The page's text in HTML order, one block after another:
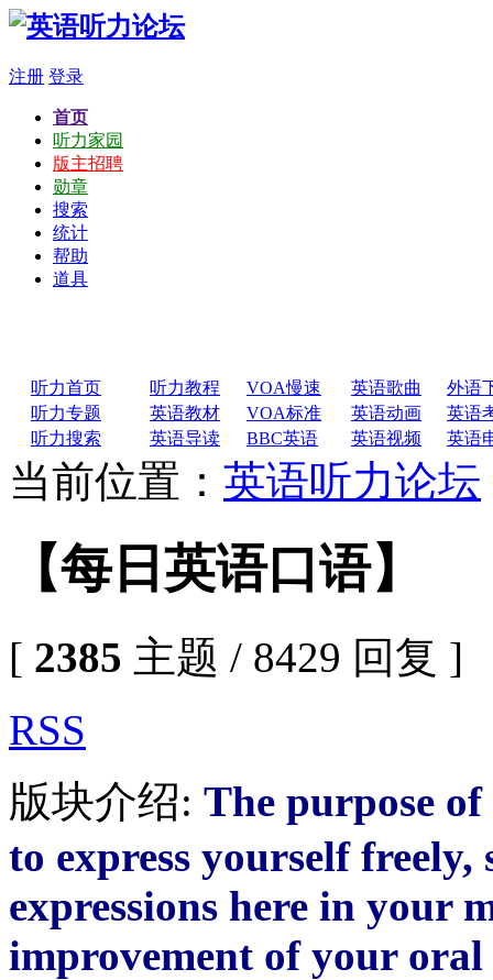
注册 登录
首页
听力家园
版主招聘
勋章
搜索
统计
帮助
道具
听力首页 听力教程 VOA慢速 英语歌曲
外语
听力专题
英语教材 VOA标准 英语动画
英语
听力搜索
英语导读 BBC英语 英语视频 英语
当前位置： 英语听力论坛
【每日英语口语】
[ 2385 主题 / 8429 回复 ]
RSS
版块介绍: The purpose
to express yourself
expressions here in your
improvement of your oral